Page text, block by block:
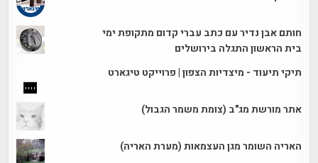
חותם אבן נדיר עם כתב עברי קדום מתקופת ימי
בית הראשון התגלה בירושלים
תיקי תיעוד - מיצדיות הצפון | פרוייקט טיגארט
אתר מורשת מג"ב (צומת משמר הגבול)
האריה השומר מגן העצמאות (מערת האריה)